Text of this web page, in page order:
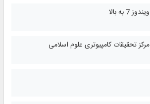
ویندوز 7 به بالا
مرکز تحقیقات کامپیوتری علوم اسلامی